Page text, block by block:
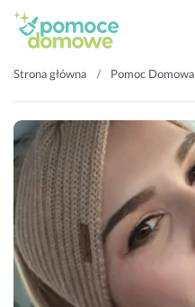
Strona główna Pomoc Domowa